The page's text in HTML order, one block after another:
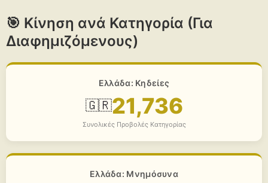
🎯 Κίνηση ανά Κατηγορία (Για
Διαφημιζόμενους)
Ελλάδα: Κηδείες
🇬🇷21,736
Συνολικές Προβολές Κατηγορίας
Ελλάδα: Μνημόσυνα